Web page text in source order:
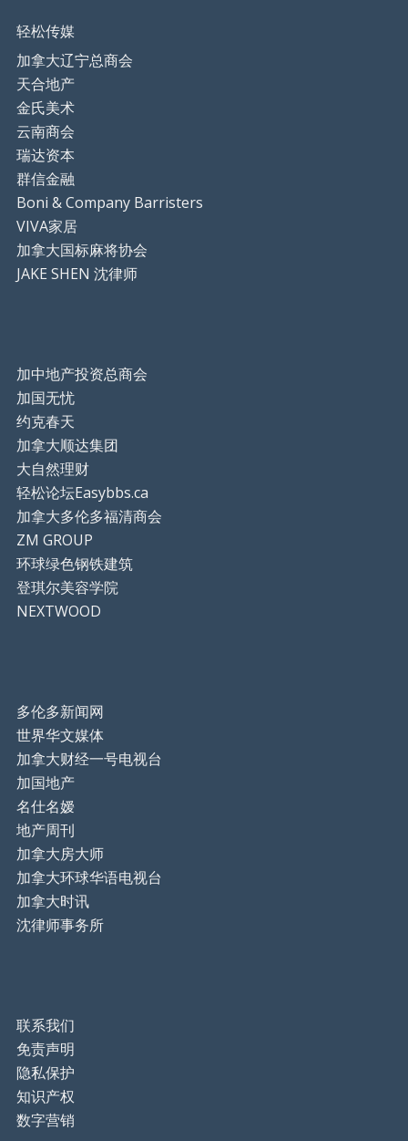
轻松传媒
加拿大辽宁总商会
天合地产
金氏美术
云南商会
瑞达资本
群信金融
Boni & Company Barristers
VIVA家居
加拿大国标麻将协会
JAKE SHEN 沈律师
加中地产投资总商会
加国无忧
约克春天
加拿大顺达集团
大自然理财
轻松论坛Easybbs.ca
加拿大多伦多福清商会
ZM GROUP
环球绿色钢铁建筑
登琪尔美容学院
NEXTWOOD
多伦多新闻网
世界华文媒体
加拿大财经一号电视台
加国地产
名仕名嫒
地产周刊
加拿大房大师
加拿大环球华语电视台
加拿大时讯
沈律师事务所
联系我们
免责声明
隐私保护
知识产权
数字营销